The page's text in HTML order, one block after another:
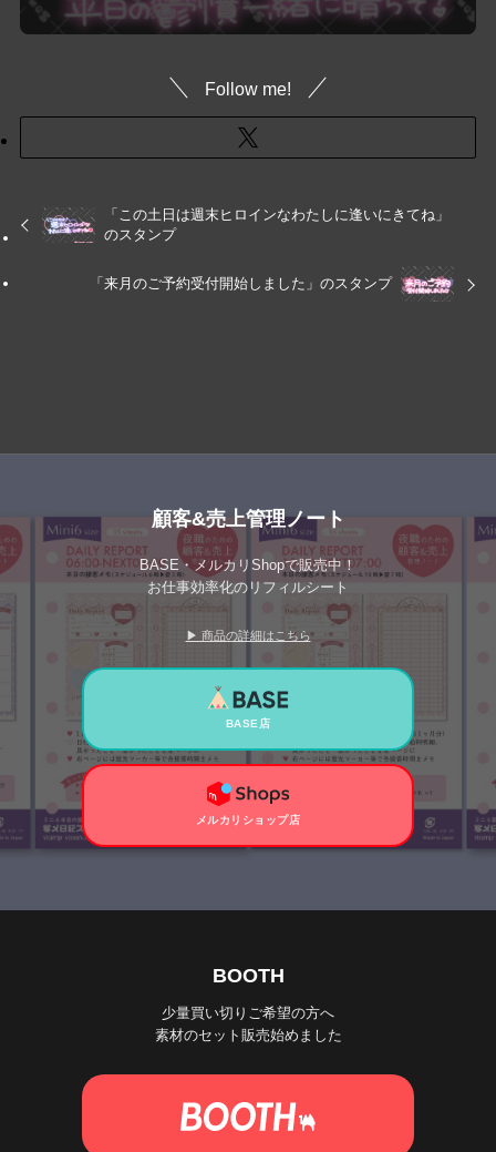
Follow me!
「この土日は週末ヒロインなわたしに逢いにきてね」
のスタンプ
「来月のご予約受付開始しました」のスタンプ
顧客&売上管理ノート
BASE・メルカリShopで販売中！
お仕事効率化のリフィルシート
▶ 商品の詳細はこちら
BASE店
メルカリショップ店
BOOTH
少量買い切りご希望の方へ
素材のセット販売始めました